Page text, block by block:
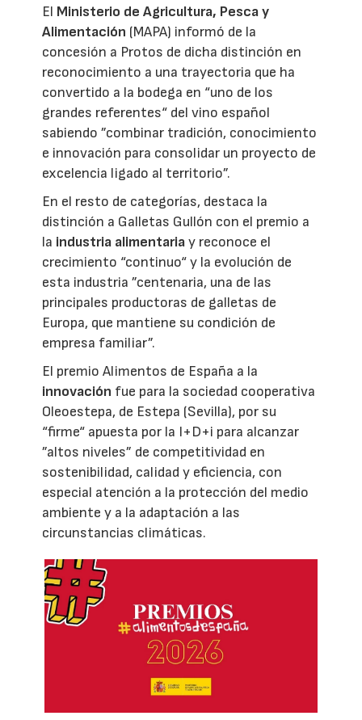
El Ministerio de Agricultura, Pesca y
Alimentación (MAPA) informó de la
concesión a Protos de dicha distinción en
reconocimiento a una trayectoria que ha
convertido a la bodega en “uno de los
grandes referentes“ del vino español
sabiendo ”combinar tradición, conocimiento
e innovación para consolidar un proyecto de
excelencia ligado al territorio”.
En el resto de categorías, destaca la
distinción a Galletas Gullón con el premio a
la industria alimentariay reconoce el
crecimiento “continuo“ y la evolución de
esta industria ”centenaria, una de las
principales productoras de galletas de
Europa, que mantiene su condición de
empresa familiar”.
El premio Alimentos de España a la
innovación fue para la sociedad cooperativa
Oleoestepa, de Estepa (Sevilla), por su
“firme“ apuesta por la I+D+i para alcanzar
”altos niveles” de competitividad en
sostenibilidad, calidad y eficiencia, con
especial atención a la protección del medio
ambiente y a la adaptación a las
circunstancias climáticas.